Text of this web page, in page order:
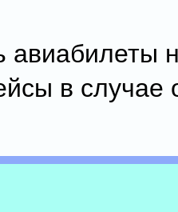
авиабилеты
в случае